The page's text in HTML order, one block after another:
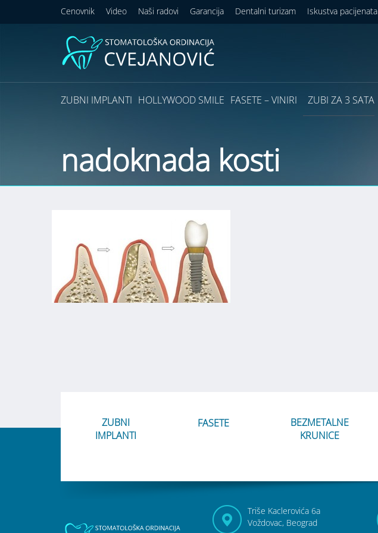
Cenovnik Video Naši radovi Garancija Dentalni turizam Iskustva pacijenata
ZUBNI IMPLANTI HOLLYWOOD SMILE FASETE – VINIRI ZUBI ZA 3 SATA
nadoknada kosti
ZUBNI
IMPLANTI
FASETE
BEZMETALNE
KRUNICE
Triše Kaclerovića 6a
Voždovac, Beograd